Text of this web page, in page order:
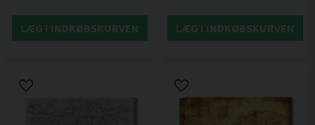
LÆG I INDKØBSKURVEN LÆG I INDKØBSKURVEN